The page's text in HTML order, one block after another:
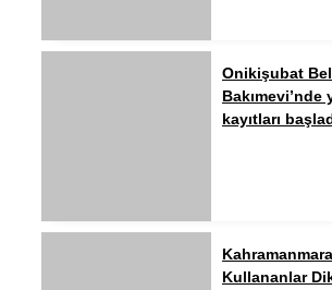
Onikişubat
kayıtları
Kullananlar